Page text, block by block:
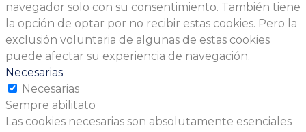
navegador solo con su consentimiento. También tiene
la opción de optar por no recibir estas cookies. Pero la
exclusión voluntaria de algunas de estas cookies
puede afectar su experiencia de navegación.
Necesarias
Necesarias
Sempre abilitato
Las cookies necesarias son absolutamente esenciales